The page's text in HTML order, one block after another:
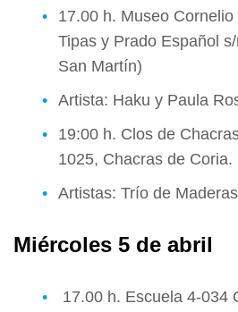
17.00 h. Museo
Tipas y Prado Español
San Martín)
Artista: Haku y Paula
19:00 h. Clos de
1025, Chacras de Coria.
Artistas: Trío de Maderas
Miércoles 5 de abril
17.00 h. Escuela 4-034